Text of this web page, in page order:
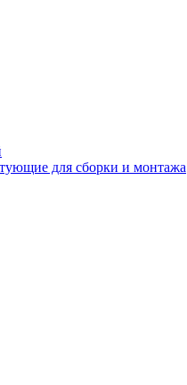
для сборки и монтажа